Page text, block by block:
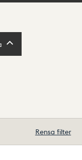
Rensa filter